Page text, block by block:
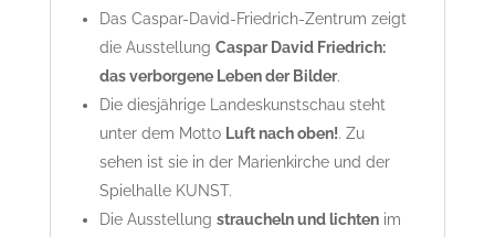
Das Caspar-David-Friedrich-Zentrum zeigt
die Ausstellung Caspar David Friedrich:
das verborgene Leben der Bilder.
Die diesjährige Landeskunstschau steht
unter dem Motto Luft nach oben!. Zu
sehen ist sie in der Marienkirche und der
Spielhalle KUNST.
Die Ausstellung straucheln und lichtenim